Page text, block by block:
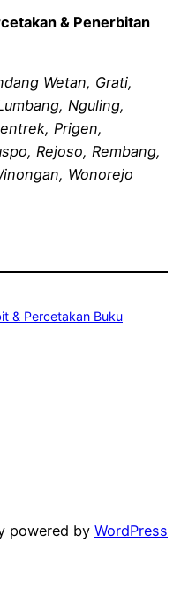
& Penerbitan
Wetan, Grati,
Nguling,
Prigen,
Rejoso, Rembang,
Wonorejo
& Percetakan Buku
powered by WordPress